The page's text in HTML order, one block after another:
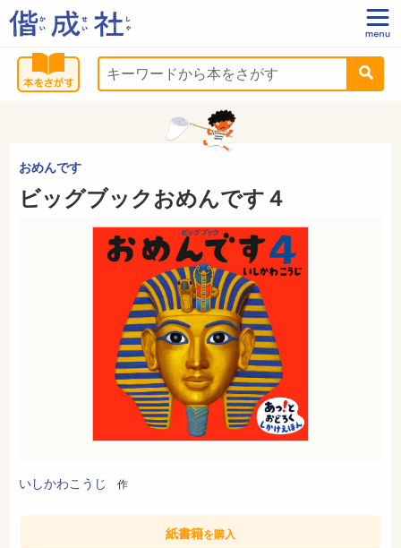
おめんです
ビッグブックおめんです４
いしかわこうじ 作
紙書籍を購入